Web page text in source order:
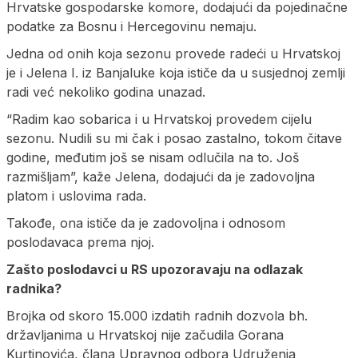
Hrvatske gospodarske komore, dodajući da pojedinačne
podatke za Bosnu i Hercegovinu nemaju.
Jedna od onih koja sezonu provede radeći u Hrvatskoj
je i Jelena I. iz Banjaluke koja ističe da u susjednoj zemlji
radi već nekoliko godina unazad.
“Radim kao sobarica i u Hrvatskoj provedem cijelu
sezonu. Nudili su mi čak i posao zastalno, tokom čitave
godine, međutim još se nisam odlučila na to. Još
razmišljam”, kaže Jelena, dodajući da je zadovoljna
platom i uslovima rada.
Takođe, ona ističe da je zadovoljna i odnosom
poslodavaca prema njoj.
Zašto poslodavci u RS upozoravaju na odlazak
radnika?
Brojka od skoro 15.000 izdatih radnih dozvola bh.
državljanima u Hrvatskoj nije začudila Gorana
Kurtinovića, člana Upravnog odbora Udruženja